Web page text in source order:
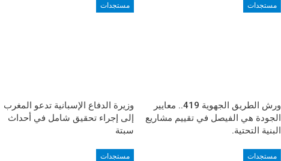
مستجدات
ورش الطريق الجهوية 419.. معايير
الجودة هي الفيصل في تقييم مشاريع
البنية التحتية.
مستجدات
وزيرة الدفاع الإسبانية تدعو المغرب
إلى إجراء تحقيق شامل في أحداث
سبتة
مستجدات مستجدات